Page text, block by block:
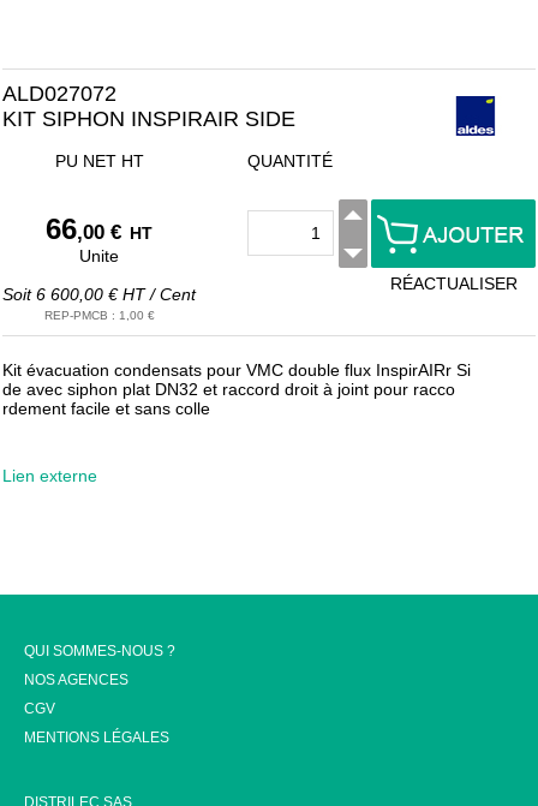
ALD027072
KIT SIPHON INSPIRAIR SIDE
PU NET HT
66,00 € HT
Unite
Soit6 600,00 € HT/Cent
REP-PMCB : 1,00 €
QUANTITÉ
RÉACTUALISER
Kit évacuation condensats pour VMC double flux InspirAIRr Si
de avec siphon plat DN32 et raccord droit à joint pour racco
rdement facile et sans colle
Lien externe
QUI SOMMES-NOUS ?
NOS AGENCES
CGV
MENTIONS LÉGALES
DISTRILEC SAS